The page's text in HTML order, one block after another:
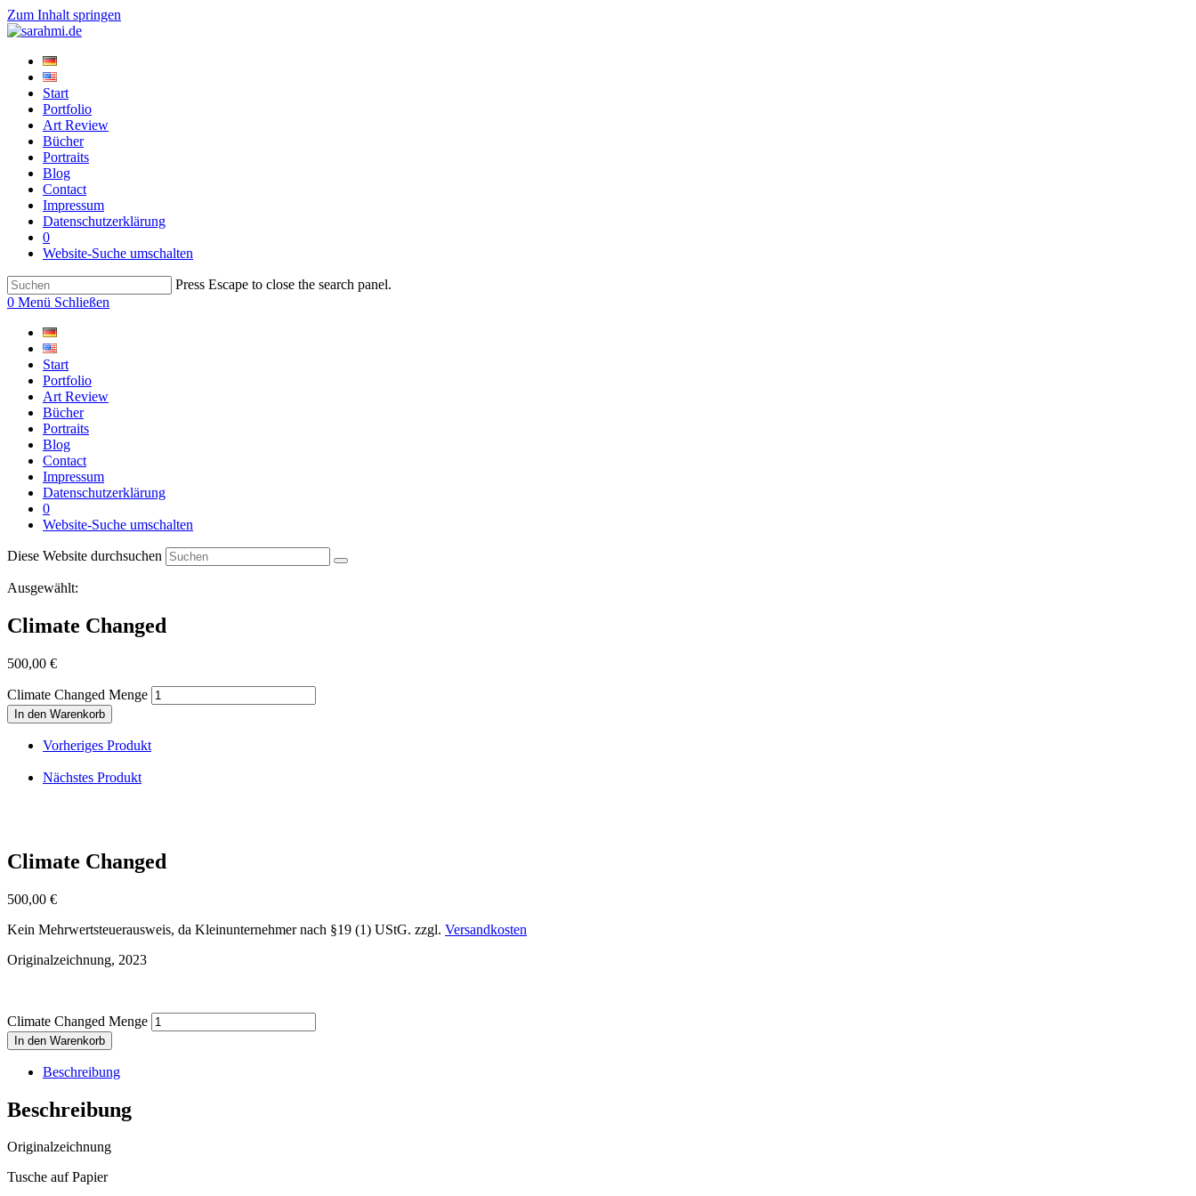
Zum Inhalt springen
Start
Portfolio
Art Review
Bücher
Portraits
Blog
Contact
Impressum
Datenschutzerklärung
0
Website-Suche umschalten
Press Escape to close the search panel.
0 Menü Schließen
Start
Portfolio
Art Review
Bücher
Portraits
Blog
Contact
Impressum
Datenschutzerklärung
0
Website-Suche umschalten
Diese Website durchsuchen
Ausgewählt:
Climate Changed
500,00 €
Climate Changed Menge
In den Warenkorb
Vorheriges Produkt
Nächstes Produkt
Climate Changed
500,00 €
Kein Mehrwertsteuerausweis, da Kleinunternehmer nach §19 (1) UStG. zzgl. Versandkosten
Originalzeichnung, 2023
Climate Changed Menge
In den Warenkorb
Beschreibung
Beschreibung
Originalzeichnung
Tusche auf Papier